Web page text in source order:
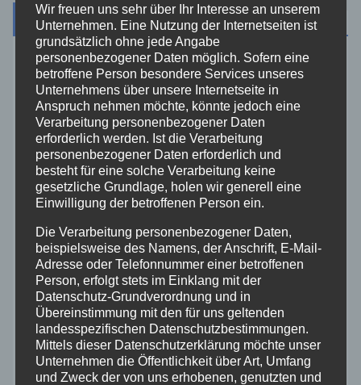
Kategorien
Aktuelles
Allgemein
Altenkirchen
Bundespolizei
Feuerwehr
Hilfsorganisationen
Mayen-Koblenz
Neuwied
Wir freuen uns sehr über Ihr Interesse an unserem
Unternehmen. Eine Nutzung der Internetseiten ist
grundsätzlich ohne jede Angabe
personenbezogener Daten möglich. Sofern eine
betroffene Person besondere Services unseres
Unternehmens über unsere Internetseite in
Anspruch nehmen möchte, könnte jedoch eine
Verarbeitung personenbezogener Daten
erforderlich werden. Ist die Verarbeitung
personenbezogener Daten erforderlich und
besteht für eine solche Verarbeitung keine
gesetzliche Grundlage, holen wir generell eine
Einwilligung der betroffenen Person ein.
Die Verarbeitung personenbezogener Daten,
beispielsweise des Namens, der Anschrift, E-Mail-
Adresse oder Telefonnummer einer betroffenen
Person, erfolgt stets im Einklang mit der
Datenschutz-Grundverordnung und in
Übereinstimmung mit den für uns geltenden
landesspezifischen Datenschutzbestimmungen.
Mittels dieser Datenschutzerklärung möchte unser
Unternehmen die Öffentlichkeit über Art, Umfang
und Zweck der von uns erhobenen, genutzten und